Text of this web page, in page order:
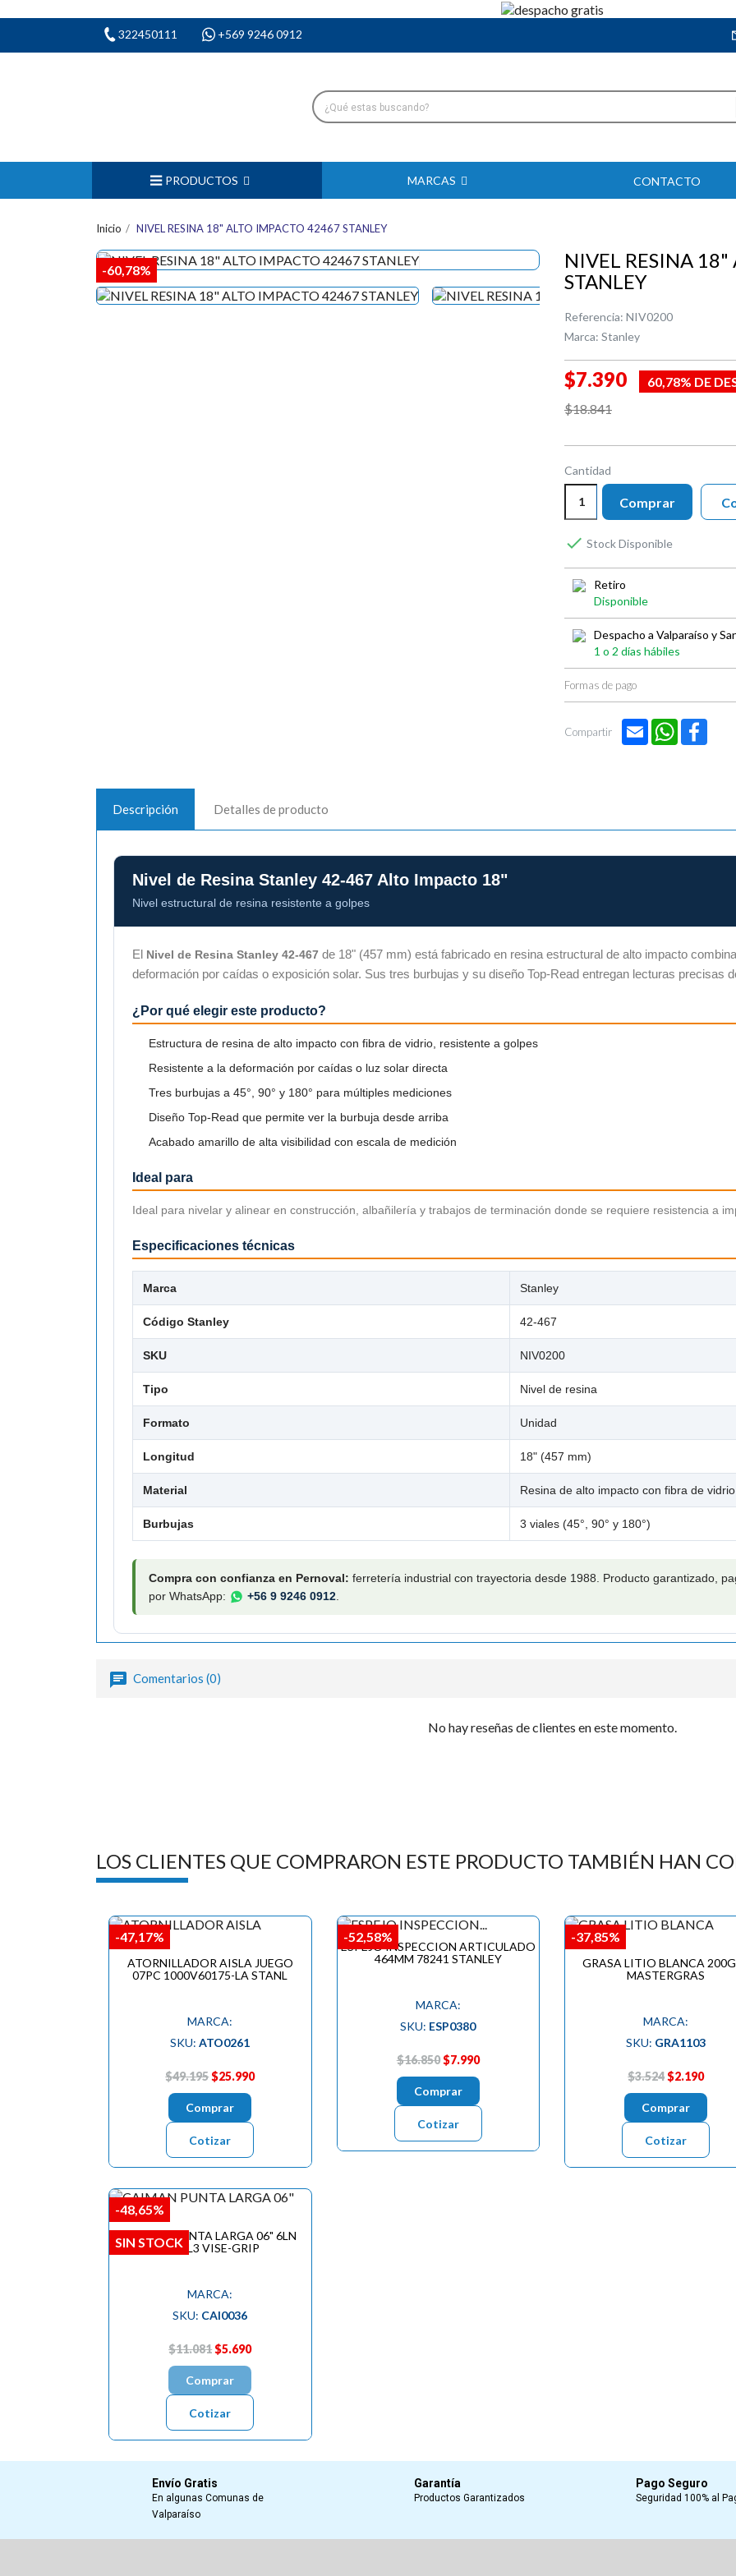
322450111 +569 9246 0912
PRODUCTOS MARCAS CONTACTO
Inicio NIVEL RESINA 18" ALTO IMPACTO 42467 STANLEY
-60,78%
NIVEL RESINA
STANLEY
Referencia: NIV0200
Marca: Stanley
$7.390
60,78% DE
$18.841
Cantidad
Comprar
 Stock Disponible
Retiro
Disponible
Despacho a Valparaíso y
1 o 2 días hábiles
Formas de pago
Compartir Email WhatsApp
Descripción Detalles de producto
Nivel de Resina Stanley 42-467 Alto Impacto 18"
Nivel estructural de resina resistente a golpes
El Nivel de Resina Stanley 42-467 de 18" (457 mm) está fabricado en resina estructural de alto impacto
deformación por caídas o exposición solar. Sus tres burbujas y su diseño Top-Read entregan lecturas precisas
¿Por qué elegir este producto?
Estructura de resina de alto impacto con fibra de vidrio, resistente a golpes
Resistente a la deformación por caídas o luz solar directa
Tres burbujas a 45°, 90° y 180° para múltiples mediciones
Diseño Top-Read que permite ver la burbuja desde arriba
Acabado amarillo de alta visibilidad con escala de medición
Ideal para
Ideal para nivelar y alinear en construcción, albañilería y trabajos de terminación donde se requiere resistencia a
Especificaciones técnicas
Marca Stanley
Código Stanley 42-467
SKU NIV0200
Tipo Nivel de resina
Formato Unidad
Longitud 18" (457 mm)
Material Resina de alto impacto con fibra de vidrio
Burbujas 3 viales (45°, 90° y 180°)
Compra con confianza en Pernoval: ferretería industrial con trayectoria desde 1988. Producto garantizado,
por WhatsApp:
+56 9 9246 0912
Comentarios (0)
No hay reseñas de clientes en este momento.
LOS CLIENTES QUE COMPRARON ESTE PRODUCTO TAMBIÉN HAN
ATORNILLADOR AISLA JUEGO
07PC 1000V60175-LA STANL
MARCA:
SKU:ATO0261
$49.195$25.990
Comprar
Cotizar
-47,17%
ESPEJO INSPECCION ARTICULADO
464MM 78241 STANLEY
MARCA:
SKU: ESP0380
$16.850$7.990
Comprar
Cotizar
-52,58%
GRASA LITIO BLANCA
MASTERGRAS
MARCA:
SKU: GRA1103
$3.524$2.190
Comprar
Cotizar
-37,85%
CAIMAN PUNTA LARGA 06" 6LN
1402L3 VISE-GRIP
MARCA:
SKU: CAI0036
$11.081$5.690
Comprar
Cotizar
-48,65%
SIN STOCK
Envío Gratis
En algunas Comunas de
Valparaíso
Garantía
Productos Garantizados
Pago Seguro
Seguridad 100% al